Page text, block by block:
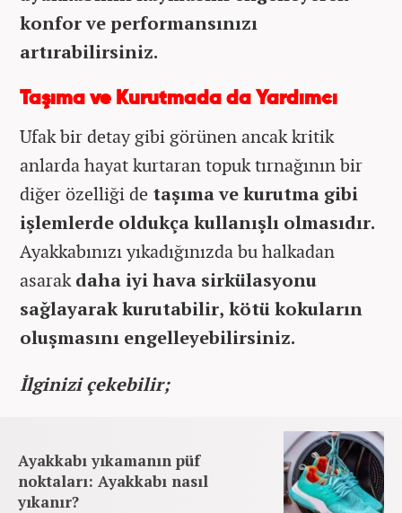
konfor ve performansınızı
artırabilirsiniz.
Taşıma ve Kurutmada da Yardımcı
Ufak bir detay gibi görünen ancak kritik
anlarda hayat kurtaran topuk tırnağının bir
diğer özelliği de taşıma ve kurutma gibi
işlemlerde oldukça kullanışlı olmasıdır.
Ayakkabınızı yıkadığınızda bu halkadan
asarakdaha iyi hava sirkülasyonu
sağlayarak kurutabilir, kötü kokuların
oluşmasını engelleyebilirsiniz.
İlginizi çekebilir;
Ayakkabı yıkamanın püf
noktaları: Ayakkabı nasıl
yıkanır?